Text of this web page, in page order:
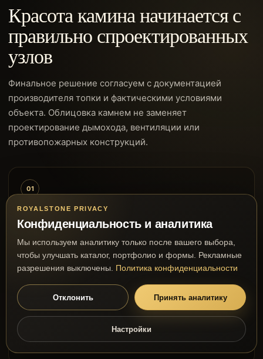
Красота камина начинается с
правильно спроектированных
узлов
Финальное решение согласуем с документацией
производителя топки и фактическими условиями
объекта. Облицовка камнем не заменяет
проектирование дымохода, вентиляции или
противопожарных конструкций.
01
Топка и её документация
Проверяем модель, монтажные размеры,
02
Основание и нагрузка
Оцениваем геометрию основания, вес деталей,
необходимость усиления и последовательность
ROYALSTONE PRIVACY
Конфиденциальность и аналитика
Мы используем аналитику только после вашего выбора,
чтобы улучшать каталог, портфолио и формы. Рекламные
разрешения выключены. Политика конфиденциальности
Отклонить Принять аналитику
Настройки
Настройки